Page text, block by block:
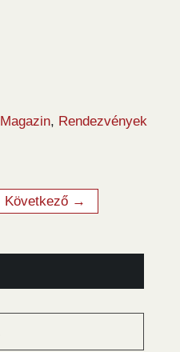
Magazin, Rendezvények
Következő →